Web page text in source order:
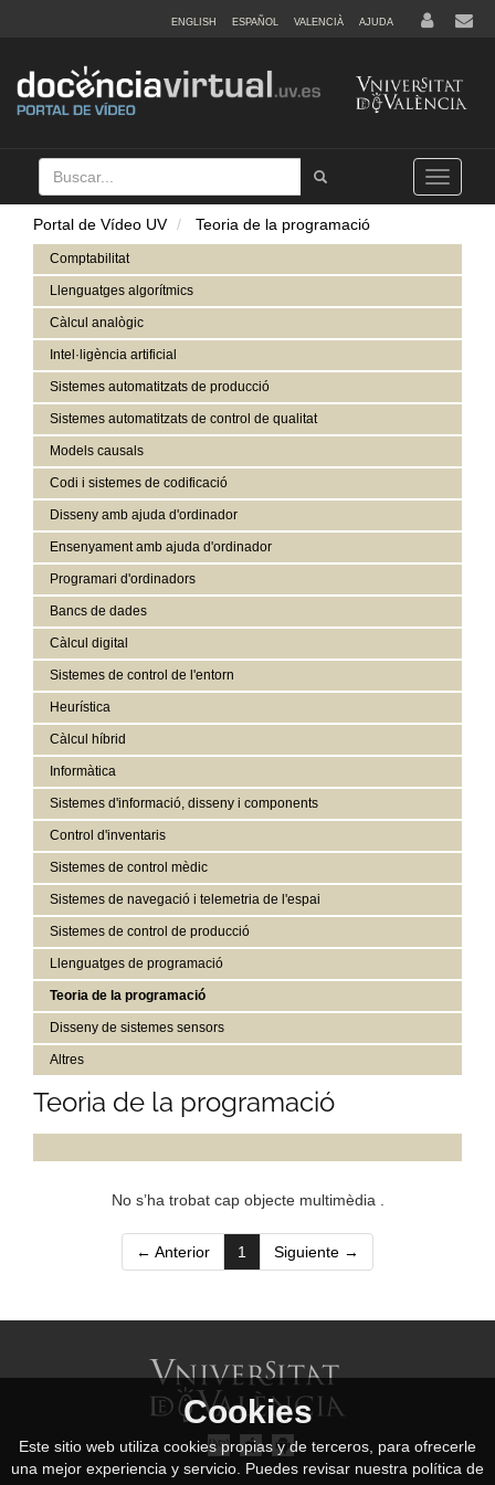
ENGLISH ESPAÑOL VALENCIÀ AJUDA
Buscar
Tramet
Toggle
navigation
Portal de Vídeo UV Teoria de la programació
Comptabilitat
Llenguatges algorítmics
Càlcul analògic
Intel·ligència artificial
Sistemes automatitzats de producció
Sistemes automatitzats de control de qualitat
Models causals
Codi i sistemes de codificació
Disseny amb ajuda d'ordinador
Ensenyament amb ajuda d'ordinador
Programari d'ordinadors
Bancs de dades
Càlcul digital
Sistemes de control de l'entorn
Heurística
Càlcul híbrid
Informàtica
Sistemes d'informació, disseny i components
Control d'inventaris
Sistemes de control mèdic
Sistemes de navegació i telemetria de l'espai
Sistemes de control de producció
Llenguatges de programació
Teoria de la programació
Disseny de sistemes sensors
Altres
Teoria de la programació
No s’ha trobat cap objecte multimèdia .
← Anterior 1 (current)
Siguiente →
Cookies
Este sitio web utiliza cookies propias y de terceros, para ofrecerle
una mejor experiencia y servicio. Puedes revisar nuestra política de